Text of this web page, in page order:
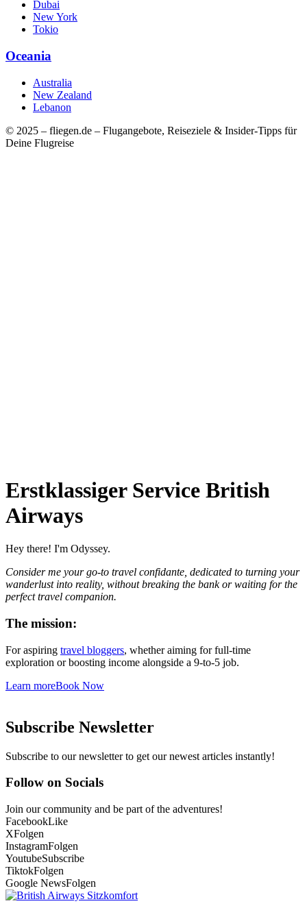
Dubai
New York
Tokio
Oceania
Australia
New Zealand
Lebanon
© 2025 – fliegen.de – Flugangebote, Reiseziele & Insider-Tipps für
Deine Flugreise
Erstklassiger Service British
Airways
Hey there! I'm Odyssey.
Consider me your go-to travel confidante, dedicated to turning your
wanderlust into reality, without breaking the bank or waiting for the
perfect travel companion.
The mission:
For aspiring travel bloggers, whether aiming for full-time
exploration or boosting income alongside a 9-to-5 job.
Learn moreBook Now
Subscribe Newsletter
Subscribe to our newsletter to get our newest articles instantly!
Follow on Socials
Join our community and be part of the adventures!
FacebookLike
XFolgen
InstagramFolgen
YoutubeSubscribe
TiktokFolgen
Google NewsFolgen